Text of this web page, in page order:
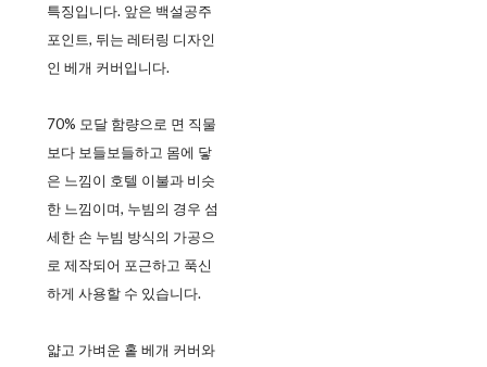
특징입니다. 앞은 백설공주
포인트, 뒤는 레터링 디자인
인 베개 커버입니다.
70% 모달 함량으로 면 직물
보다 보들보들하고 몸에 닿
은 느낌이 호텔 이불과 비슷
한 느낌이며, 누빔의 경우 섬
세한 손 누빔 방식의 가공으
로 제작되어 포근하고 푹신
하게 사용할 수 있습니다.
얇고 가벼운 홑 베개 커버와